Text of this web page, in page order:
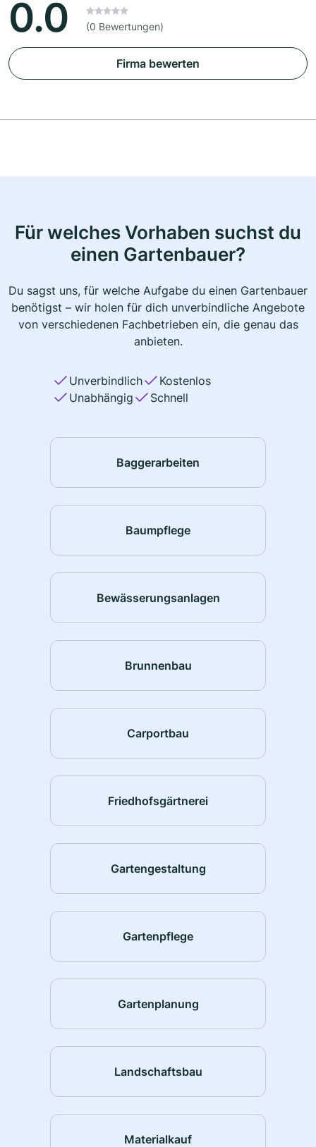
0.0 (0 Bewertungen)
Firma bewerten
Für welches Vorhaben suchst du
einen Gartenbauer?
Du sagst uns, für welche Aufgabe du einen Gartenbauer
benötigst – wir holen für dich unverbindliche Angebote
von verschiedenen Fachbetrieben ein, die genau das
anbieten.
Unverbindlich
Kostenlos
Unabhängig
Schnell
Baggerarbeiten
Baumpflege
Bewässerungsanlagen
Brunnenbau
Carportbau
Friedhofsgärtnerei
Gartengestaltung
Gartenpflege
Gartenplanung
Landschaftsbau
Materialkauf